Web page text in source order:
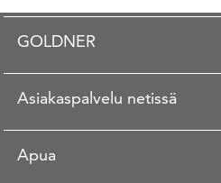
GOLDNER
Asiakaspalvelu netissä
Apua